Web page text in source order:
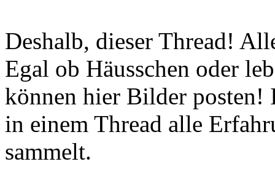
Deshalb, dieser Thread!
Egal ob Häusschen oder
können hier Bilder posten!
in einem Thread alle
sammelt.